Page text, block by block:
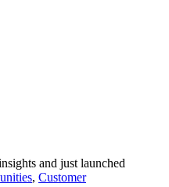
and just launched
, Customer